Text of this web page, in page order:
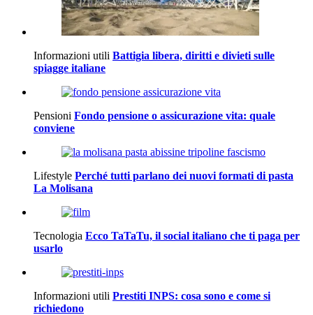
Informazioni utili Battigia libera, diritti e divieti sulle
spiagge italiane
Pensioni Fondo pensione o assicurazione vita: quale
conviene
Lifestyle Perché tutti parlano dei nuovi formati di pasta
La Molisana
Tecnologia Ecco TaTaTu, il social italiano che ti paga per
usarlo
Informazioni utili Prestiti INPS: cosa sono e come si
richiedono